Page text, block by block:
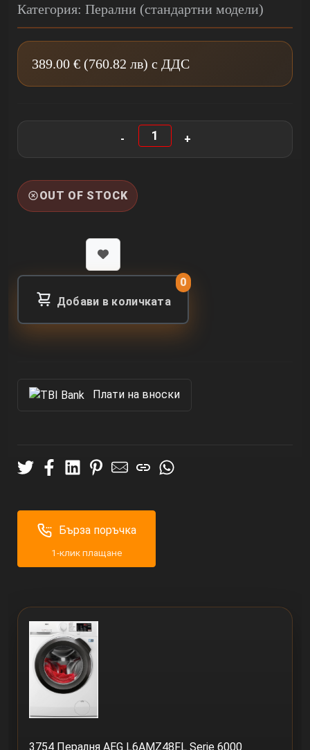
Категория: Перални (стандартни модели)
389.00 € (760.82 лв) с ДДС
OUT OF STOCK
Добави в количката
0
Πлати на вноски
Бърза поръчка
1-клик плащане
3754 Пералня AEG L6AMZ48FL​ Serie 6000